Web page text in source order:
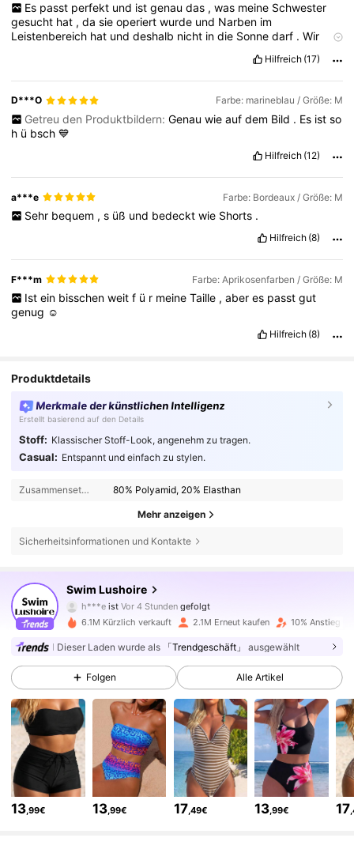
Es passt perfekt und ist genau das , was meine Schwester
gesucht hat ,dasieoperiertwurde und Narben im
Leistenbereich hat unddeshalb nicht indie Sonnedarf .Wir
perfekt.Siesagt,
es
seiandenOberschenkelnetwaseng,abersieglaubt,dasses
sich nach ein paar etwas dehntund
dann
passt
Hilfreich (17)
D***O Farbe: marineblau / Größe: M
Getreu den Produktbildern: Genau wie auf dem Bild . Es ist so
h ü bsch💙
Hilfreich (12)
a***e Farbe: Bordeaux / Größe: M
Sehr bequem , s üß und bedeckt wie Shorts .
Hilfreich (8)
F***m Farbe: Aprikosenfarben / Größe: M
Ist ein bisschen weit f ü r meine Taille , aber es passt gut
genug ☺️
Hilfreich (8)
Produktdetails
Merkmale der künstlichen Intelligenz
Erstellt basierend auf den Details
Stoff: Klassischer Stoff-Look, angenehm zu tragen.
Casual: Entspannt und einfach zu stylen.
Zusammensetzung: 80% Polyamid, 20% Elasthan
Mehr anzeigen
Sicherheitsinformationen und Kontakte
Swim Lushoire
h***eist Vor 4 Stundengefolgt
316K Follower
316K Follower
4,81 316K Follower
6.1M Kürzlich verkauft 2.1M Erneut kaufen 10% Anstieg
Dieser Laden wurde als 「Trendgeschäft」 ausgewählt
Folgen Alle Artikel
13,99€ 13,99€ 17,49€ 13,99€ 17